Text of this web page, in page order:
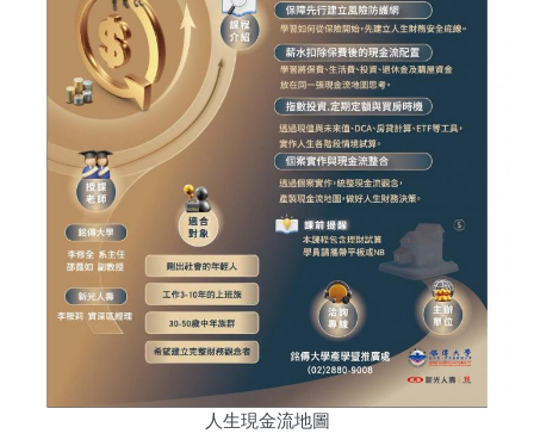
人生現金流地圖